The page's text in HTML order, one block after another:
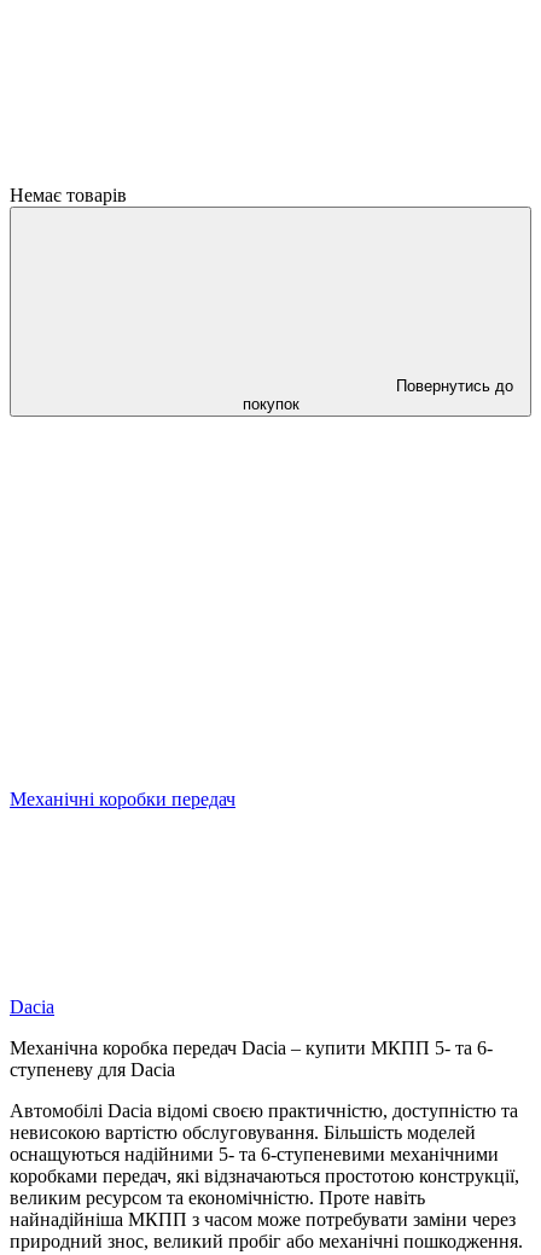
Немає товарів
Повернутись до
покупок
Механічні коробки передач
Dacia
Механічна коробка передач Dacia – купити МКПП 5- та 6-
ступеневу для Dacia
Автомобілі Dacia відомі своєю практичністю, доступністю та
невисокою вартістю обслуговування. Більшість моделей
оснащуються надійними 5- та 6-ступеневими механічними
коробками передач, які відзначаються простотою конструкції,
великим ресурсом та економічністю. Проте навіть
найнадійніша МКПП з часом може потребувати заміни через
природний знос, великий пробіг або механічні пошкодження.